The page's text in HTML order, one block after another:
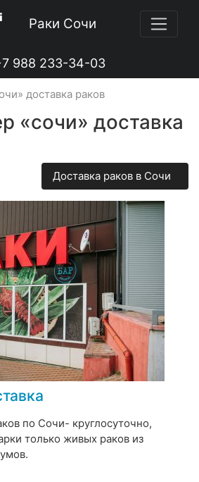
Раки Сочи
988 233-34-03
доставка раков
«сочи» доставка
Доставка раков в Сочи
по Сочи- круглосуточно,
только живых раков из